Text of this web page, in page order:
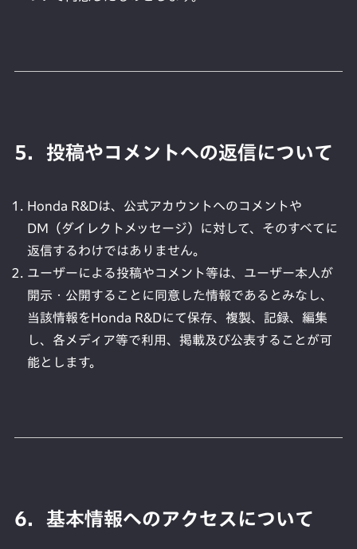
5．投稿やコメントへの返信について
Honda R&Dは、公式アカウントへのコメントや
DM（ダイレクトメッセージ）に対して、そのすべてに
返信するわけではありません。
ユーザーによる投稿やコメント等は、ユーザー本人が
開示・公開することに同意した情報であるとみなし、
当該情報をHonda R&Dにて保存、複製、記録、編集
し、各メディア等で利用、掲載及び公表することが可
能とします。
6．基本情報へのアクセスについて